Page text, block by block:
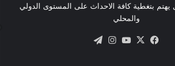
بتغطية كافة الاحداث على المستوى الدولي
والمحلي
فيسبوك
X يوتيوبانستقرام